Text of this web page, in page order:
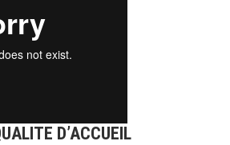
D’ACCUEIL